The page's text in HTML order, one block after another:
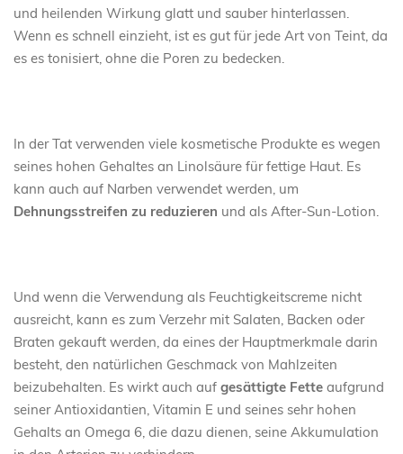
und heilenden Wirkung glatt und sauber hinterlassen.
Wenn es schnell einzieht, ist es gut für jede Art von Teint, da
es es tonisiert, ohne die Poren zu bedecken.
In der Tat verwenden viele kosmetische Produkte es wegen
seines hohen Gehaltes an Linolsäure für fettige Haut. Es
kann auch auf Narben verwendet werden, um
Dehnungsstreifen zu reduzieren und als After-Sun-Lotion.
Und wenn die Verwendung als Feuchtigkeitscreme nicht
ausreicht, kann es zum Verzehr mit Salaten, Backen oder
Braten gekauft werden, da eines der Hauptmerkmale darin
besteht, den natürlichen Geschmack von Mahlzeiten
beizubehalten. Es wirkt auch auf gesättigte Fette aufgrund
seiner Antioxidantien, Vitamin E und seines sehr hohen
Gehalts an Omega 6, die dazu dienen, seine Akkumulation